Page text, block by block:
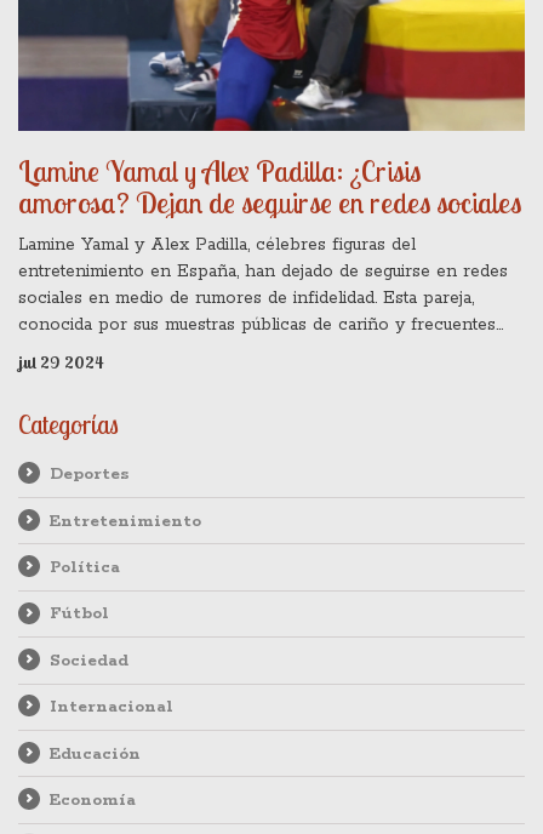
Lamine Yamal y Alex Padilla: ¿Crisis
amorosa? Dejan de seguirse en redes sociales
Lamine Yamal y Alex Padilla, célebres figuras del
entretenimiento en España, han dejado de seguirse en redes
sociales en medio de rumores de infidelidad. Esta pareja,
conocida por sus muestras públicas de cariño y frecuentes
publicaciones conjuntas, ha generado especulaciones entre
sus seguidores sobre el estado de su relación.
jul 29 2024
Categorías
Deportes
Entretenimiento
Política
Fútbol
Sociedad
Internacional
Educación
Economía